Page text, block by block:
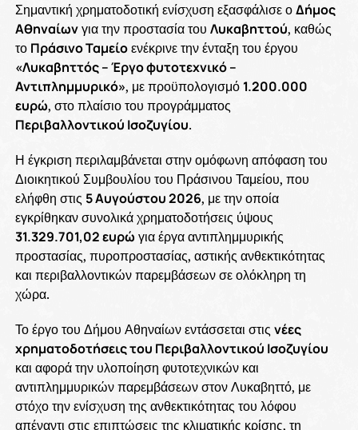
Σημαντική χρηματοδοτική ενίσχυση εξασφάλισε οΔήμος
Αθηναίωνγια την προστασία του Λυκαβηττού, καθώς
το Πράσινο Ταμείοενέκρινε την ένταξη του έργου
«Λυκαβηττός – Έργο φυτοτεχνικό –
Αντιπλημμυρικό», με προϋπολογισμό 1.200.000
ευρώ, στο πλαίσιο του προγράμματος
Περιβαλλοντικού Ισοζυγίου.
Η έγκριση περιλαμβάνεται στην ομόφωνη απόφαση του
Διοικητικού Συμβουλίου του Πράσινου Ταμείου, που
ελήφθη στις 5 Αυγούστου 2026, με την οποία
εγκρίθηκαν συνολικά χρηματοδοτήσεις ύψους
31.329.701,02 ευρώ για έργα αντιπλημμυρικής
προστασίας, πυροπροστασίας, αστικής ανθεκτικότητας
και περιβαλλοντικών παρεμβάσεων σε ολόκληρη τη
χώρα.
Το έργο του Δήμου Αθηναίων εντάσσεται στις νέες
χρηματοδοτήσεις του Περιβαλλοντικού Ισοζυγίου
και αφορά την υλοποίηση φυτοτεχνικών και
αντιπλημμυρικών παρεμβάσεων στον Λυκαβηττό, με
στόχο την ενίσχυση της ανθεκτικότητας του λόφου
απέναντι στις επιπτώσεις της κλιματικής κρίσης, τη